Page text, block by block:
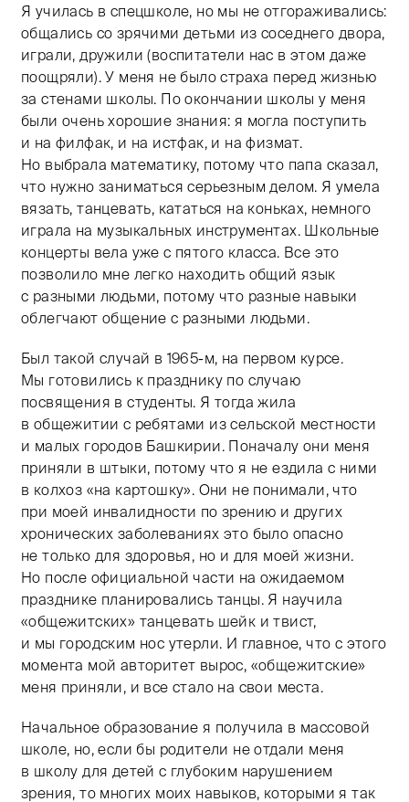
Я училась в спецшколе, но мы не отгораживались:
общались со зрячими детьми из соседнего двора,
играли, дружили (воспитатели нас в этом даже
поощряли). У меня не было страха перед жизнью
за стенами школы. По окончании школы у меня
были очень хорошие знания: я могла поступить
и на филфак, и на истфак, и на физмат.
Но выбрала математику, потому что папа сказал,
что нужно заниматься серьезным делом. Я умела
вязать, танцевать, кататься на коньках, немного
играла на музыкальных инструментах. Школьные
концерты вела уже с пятого класса. Все это
позволило мне легко находить общий язык
с разными людьми, потому что разные навыки
облегчают общение с разными людьми.
Был такой случай в 1965-м, на первом курсе.
Мы готовились к празднику по случаю
посвящения в студенты. Я тогда жила
в общежитии с ребятами из сельской местности
и малых городов Башкирии. Поначалу они меня
приняли в штыки, потому что я не ездила с ними
в колхоз «на картошку». Они не понимали, что
при моей инвалидности по зрению и других
хронических заболеваниях это было опасно
не только для здоровья, но и для моей жизни.
Но после официальной части на ожидаемом
празднике планировались танцы. Я научила
«общежитских» танцевать шейк и твист,
и мы городским нос утерли. И главное, что с этого
момента мой авторитет вырос, «общежитские»
меня приняли, и все стало на свои места.
Начальное образование я получила в массовой
школе, но, если бы родители не отдали меня
в школу для детей с глубоким нарушением
зрения, то многих моих навыков, которыми я так